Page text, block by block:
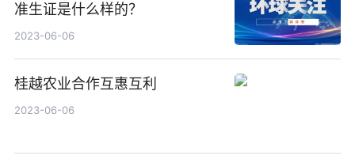
准生证是什么样的？
2023-06-06
桂越农业合作互惠互利
2023-06-06